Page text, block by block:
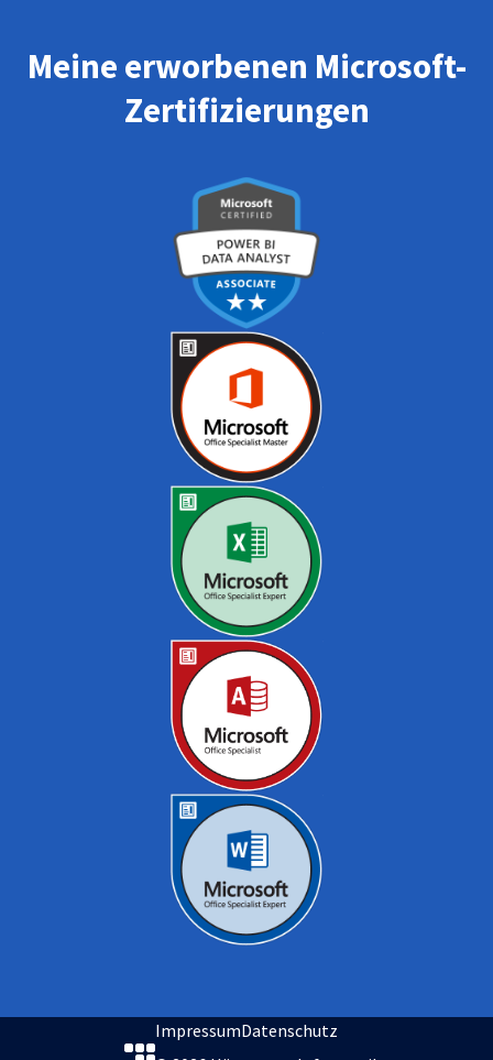
Meine erworbenen Microsoft-
Zertifizierungen
ImpressumDatenschutz